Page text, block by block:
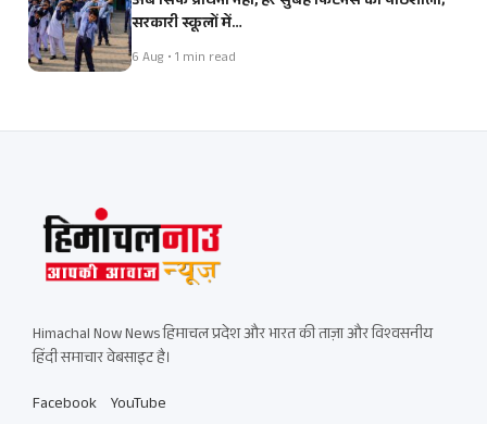
सरकारी स्कूलों में…
6 Aug • 1 min read
Himachal Now News हिमाचल प्रदेश और भारत की ताज़ा और विश्वसनीय
हिंदी समाचार वेबसाइट है।
Facebook YouTube